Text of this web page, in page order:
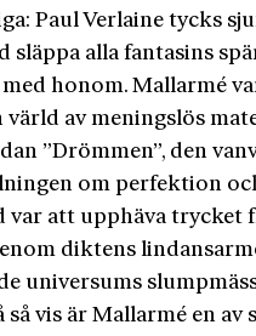
Paul Verlaine tycks
släppa alla fantasins
honom. Mallarmé
värld av meningslös
”Drömmen”, den
om perfektion
var att upphäva trycket
diktens
universums
så vis är Mallarmé en